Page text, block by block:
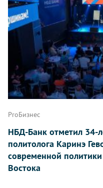
ProБизнес
НБД-Банк отметил 34-
политолога Каринэ
современной
Востока